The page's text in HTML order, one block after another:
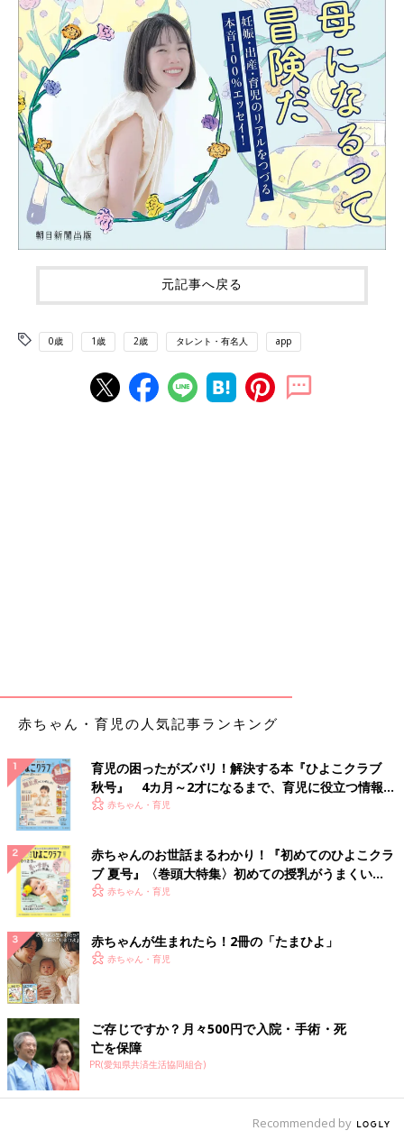
元記事へ戻る
0歳 1歳 2歳 タレント・有名人 app
赤ちゃん・育児の人気記事ランキング
育児の困ったがズバリ！解決する本『ひよこクラブ
秋号』 4カ月～2才になるまで、育児に役立つ情報が
いっぱい！
赤ちゃん・育児
赤ちゃんのお世話まるわかり！『初めてのひよこクラ
ブ 夏号』〈巻頭大特集〉初めての授乳がうまくい
く！ おっぱい・ミルクの基本と夏のトラブル 解決テ
赤ちゃん・育児
赤ちゃんが生まれたら！2冊の「たまひよ」
赤ちゃん・育児
ご存じですか？月々500円で入院・手術・死
亡を保障
PR(愛知県共済生活協同組合)
Recommended by